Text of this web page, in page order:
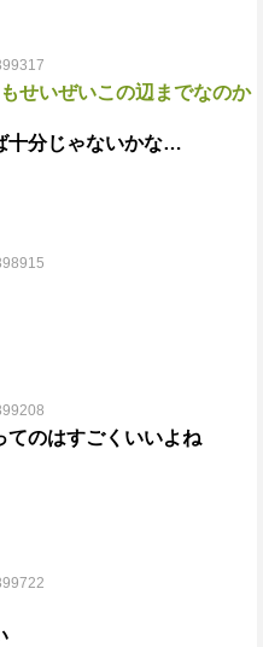
せいぜいこの辺までなのか
十分じゃないかな…
てのはすごくいいよね